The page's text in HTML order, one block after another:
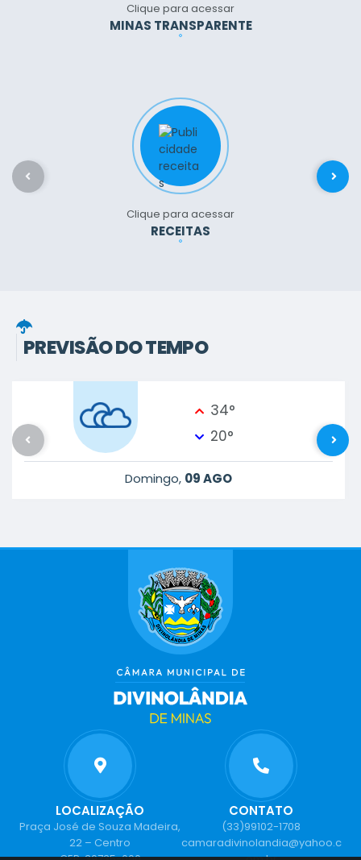
MINAS TRANSPARENTE
Clique para acessar
RECEITAS
Clique para acessar
PREVISÃO DO TEMPO
Domingo 09 AGO
34°
20°
LOCALIZAÇÃO
Praça José de Souza Madeira,
22 – Centro
CONTATO
(33)99102-1708
camaradivinolandia@yahoo.c